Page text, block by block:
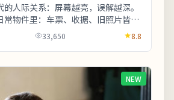
人际关系：屏幕越亮，误解越深。
常物件里：车票、收据、旧照片皆可
提示：部分镜头闪烁较快，光敏人
33,650 8.8
NEW